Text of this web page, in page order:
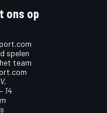
ons op
spelen
team
14